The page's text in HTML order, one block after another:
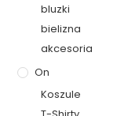
bluzki
bielizna
akcesoria
On
Koszule